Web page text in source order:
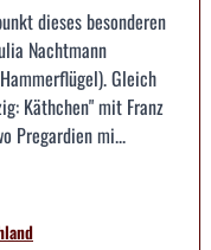
dieses besonderen
Nachtmann
Gleich
Käthchen" mit Franz
Pregardien mi...